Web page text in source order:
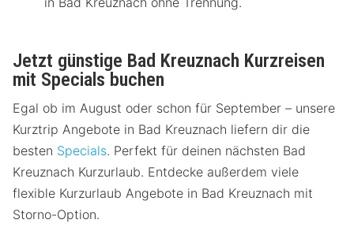
Jetzt günstige Bad Kreuznach Kurzreisen
mit Specials buchen
Egal ob im August oder schon für September – unsere
Kurztrip Angebote in Bad Kreuznach liefern dir die
besten Specials. Perfekt für deinen nächsten Bad
Kreuznach Kurzurlaub. Entdecke außerdem viele
flexible Kurzurlaub Angebote in Bad Kreuznach mit
Storno-Option.